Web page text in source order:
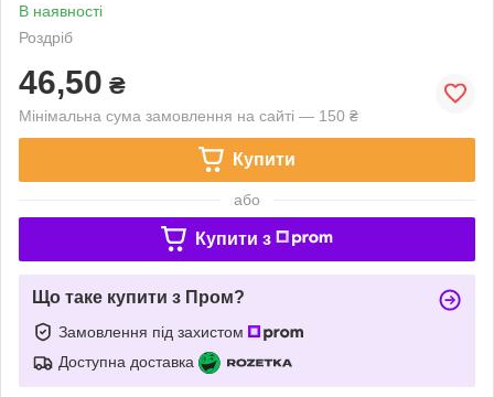
В наявності
Роздріб
46,50 ₴
Мінімальна сума замовлення на сайті — 150 ₴
Купити
або
Купити з
Що таке купити з Пром?
Замовлення під захистом
Доступна доставка